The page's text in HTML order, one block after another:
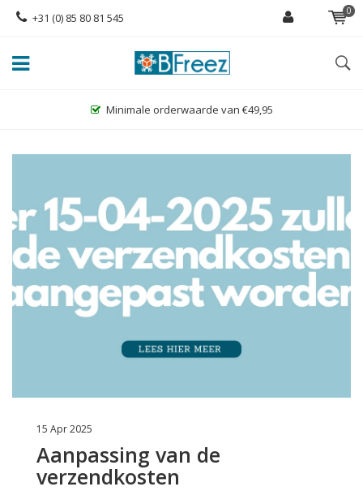
+31 (0) 85 80 81 545 0
Grootste assortiment glutenvrije diepvriesproducten!
15 Apr 2025
Aanpassing van de
verzendkosten